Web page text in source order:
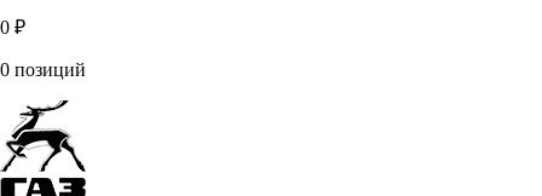
0 ₽
0 позиций